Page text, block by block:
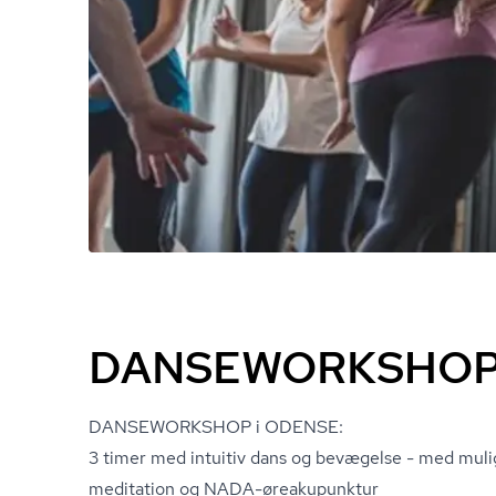
DANSEWORKSHOP i ODENSE:
3 timer med intuitiv dans og bevægelse - med
meditation og NADA-øreakupunktur